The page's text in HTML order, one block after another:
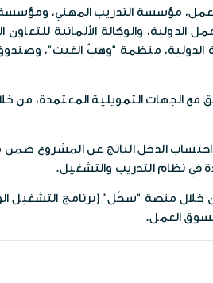
رسمية مثل وزارة العمل، مؤسسة التدريب المهني،
والوكالة الألمانية للتعاون
الدولية، منظمة “وهبّ الغيث”،
الجهات التمويلية المعتمدة، من خلال
الدخل الناتج عن المشروع ضمن
في نظام التدريب والتشغيل.
خلال منصة “سجّل” (برنامج التشغيل